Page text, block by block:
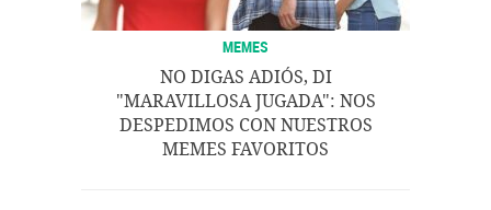
MEMES
NO DIGAS ADIÓS, DI
"MARAVILLOSA JUGADA": NOS
DESPEDIMOS CON NUESTROS
MEMES FAVORITOS